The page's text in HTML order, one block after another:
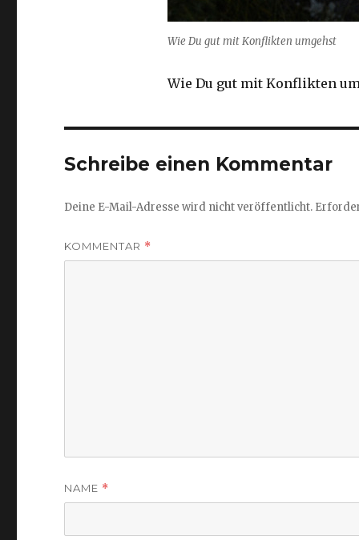
Wie Du gut mit Konflikten umgehst
Wie Du gut mit Konflikten
Schreibe einen Kommentar
Deine E-Mail-Adresse wird nicht veröffentlicht.
KOMMENTAR *
NAME *